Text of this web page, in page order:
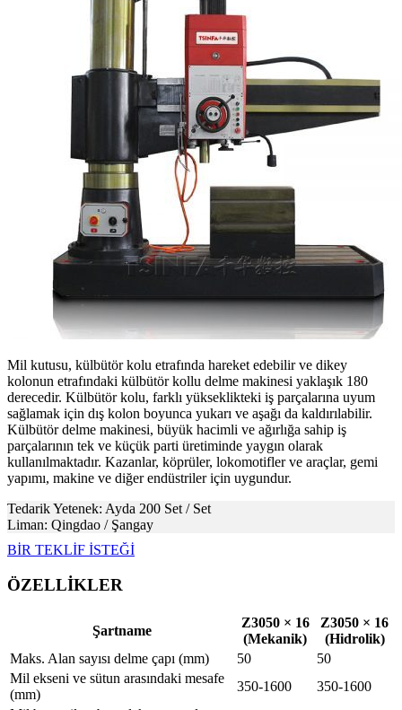
Mil kutusu, külbütör kolu etrafında hareket edebilir ve dikey
kolonun etrafındaki külbütör kollu delme makinesi yaklaşık 180
derecedir. Külbütör kolu, farklı yükseklikteki iş parçalarına uyum
sağlamak için dış kolon boyunca yukarı ve aşağı da kaldırılabilir.
Külbütör delme makinesi, büyük hacimli ve ağırlığa sahip iş
parçalarının tek ve küçük parti üretiminde yaygın olarak
kullanılmaktadır. Kazanlar, köprüler, lokomotifler ve araçlar, gemi
yapımı, makine ve diğer endüstriler için uygundur.
Tedarik Yetenek: Ayda 200 Set / Set
Liman: Qingdao / Şangay
BİR TEKLİF İSTEĞİ
ÖZELLİKLER
Şartname
Z3050 × 16
(Mekanik)
Z3050 × 16
(Hidrolik)
Maks. Alan sayısı delme çapı (mm)
50
50
Mil ekseni ve sütun arasındaki mesafe
(mm)
350-1600
350-1600